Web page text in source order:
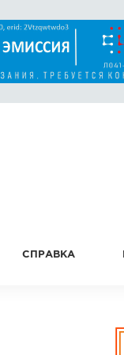
СПРАВКА